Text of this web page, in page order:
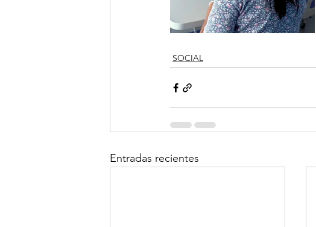
SOCIAL
Entradas recientes